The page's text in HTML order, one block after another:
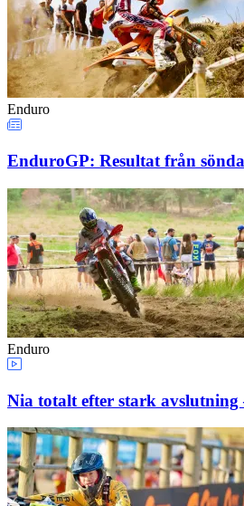
Enduro
EnduroGP: Resultat från
Enduro
Nia totalt efter stark